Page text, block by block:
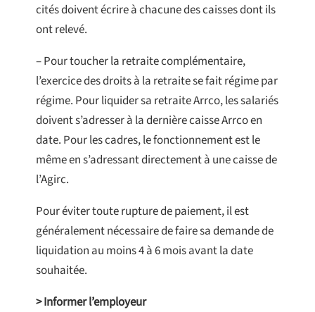
cités doivent écrire à chacune des caisses dont ils
ont relevé.
– Pour toucher la retraite complémentaire,
l’exercice des droits à la retraite se fait régime par
régime. Pour liquider sa retraite Arrco, les salariés
doivent s’adresser à la dernière caisse Arrco en
date. Pour les cadres, le fonctionnement est le
même en s’adressant directement à une caisse de
l’Agirc.
Pour éviter toute rupture de paiement, il est
généralement nécessaire de faire sa demande de
liquidation au moins 4 à 6 mois avant la date
souhaitée.
> Informer l’employeur